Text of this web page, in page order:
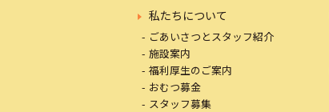
私たちについて
ごあいさつとスタッフ紹介
施設案内
福利厚生のご案内
おむつ募金
スタッフ募集